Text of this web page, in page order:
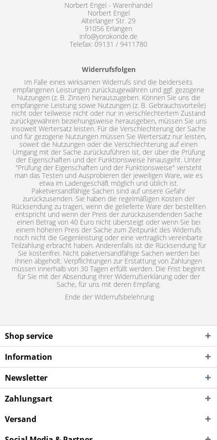
Norbert Engel - Warenhandel
Norbert Engel
Alterlanger Str. 29
91056 Erlangen
info@yorokonde.de
Telefax: 09131 / 9411780
Widerrufsfolgen
Im Falle eines wirksamen Widerrufs sind die beiderseits
empfangenen Leistungen zurückzugewähren und ggf. gezogene
Nutzungen (z. B. Zinsen) herauszugeben. Können Sie uns die
empfangene Leistung sowie Nutzungen (z. B. Gebrauchsvorteile)
nicht oder teilweise nicht oder nur in verschlechtertem Zustand
zurückgewähren beziehungsweise herausgeben, müssen Sie uns
insoweit Wertersatz leisten. Für die Verschlechterung der Sache
und für gezogene Nutzungen müssen Sie Wertersatz nur leisten,
soweit die Nutzungen oder die Verschlechterung auf einen
Umgang mit der Sache zurückzuführen ist, der über die Prüfung
der Eigenschaften und der Funktionsweise hinausgeht. Unter
"Prüfung der Eigenschaften und der Funktionsweise" versteht
man das Testen und Ausprobieren der jeweiligen Ware, wie es
etwa im Ladengeschäft möglich und üblich ist.
Paketversandfähige Sachen sind auf unsere Gefahr
zurückzusenden. Sie haben die regelmäßigen Kosten der
Rücksendung zu tragen, wenn die gelieferte Ware der bestellten
entspricht und wenn der Preis der zurückzusendenden Sache
einen Betrag von 40 Euro nicht übersteigt oder wenn Sie bei
einem höheren Preis der Sache zum Zeitpunkt des Widerrufs
noch nicht die Gegenleistung oder eine vertraglich vereinbarte
Teilzahlung erbracht haben. Anderenfalls ist die Rücksendung für
Sie kostenfrei. Nicht paketversandfähige Sachen werden bei
Ihnen abgeholt. Verpflichtungen zur Erstattung von Zahlungen
müssen innerhalb von 30 Tagen erfüllt werden. Die Frist beginnt
für Sie mit der Absendung Ihrer Widerrufserklärung oder der
Sache, für uns mit deren Empfang.
Ende der Widerrufsbelehrung
Shop service
Information
Newsletter
Zahlungsart
Versand